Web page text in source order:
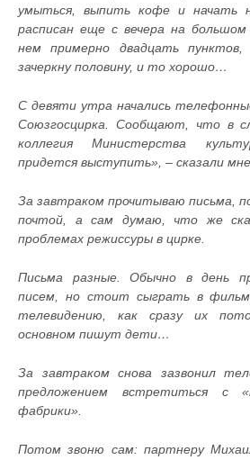
умыться, выпить кофе и начать
расписан еще с вечера на
нем примерно двадцать
зачеркну половину, и то хорошо…
С девяти утра начались
Союзгосцирка. Сообщают, что в
коллегия Министерства
придется выступить», – сказали
За завтраком прочитываю письма,
почтой, а сам думаю, что же
проблемах режиссуры в цирке.
Письма разные. Обычно в день
писем, но стоит сыграть в
телевидению, как сразу их
основном пишут дети…
За завтраком снова зазвонил
предложением встретиться с
фабрики».
Потом звоню сам: партнеру